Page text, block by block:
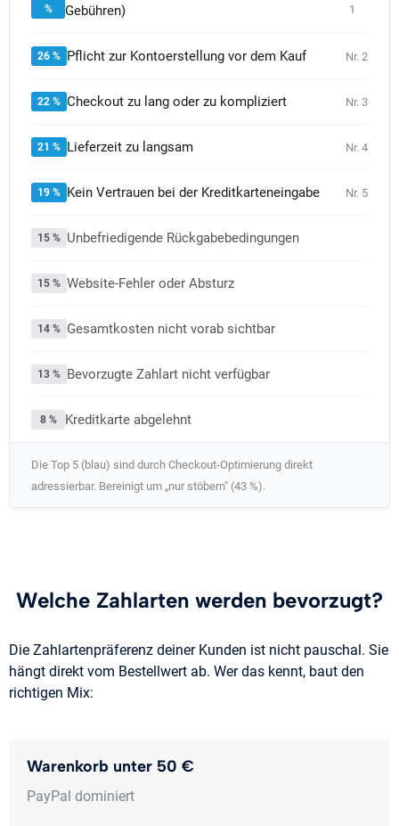
%
Gebühren)
1
26 % Pflicht zur Kontoerstellung vor dem Kauf Nr. 2
22 % Checkout zu lang oder zu kompliziert Nr. 3
21 % Lieferzeit zu langsam Nr. 4
19 % Kein Vertrauen bei der Kreditkarteneingabe Nr. 5
15 % Unbefriedigende Rückgabebedingungen
15 % Website-Fehler oder Absturz
14 % Gesamtkosten nicht vorab sichtbar
13 % Bevorzugte Zahlart nicht verfügbar
8 % Kreditkarte abgelehnt
Die Top 5 (blau) sind durch Checkout-Optimierung direkt
adressierbar. Bereinigt um „nur stöbern" (43 %).
Welche Zahlarten werden bevorzugt?
Die Zahlartenpräferenz deiner Kunden ist nicht pauschal. Sie
hängt direkt vom Bestellwert ab. Wer das kennt, baut den
richtigen Mix:
Warenkorb unter 50 €
PayPal dominiert